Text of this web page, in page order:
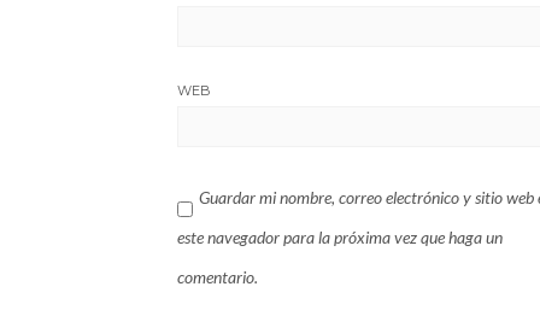
WEB
Guardar mi nombre, correo electrónico y sitio web
este navegador para la próxima vez que haga un
comentario.